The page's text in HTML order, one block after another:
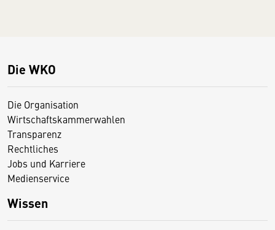
Die WKO
Die Organisation
Wirtschaftskammerwahlen
Transparenz
Rechtliches
Jobs und Karriere
Medienservice
Wissen